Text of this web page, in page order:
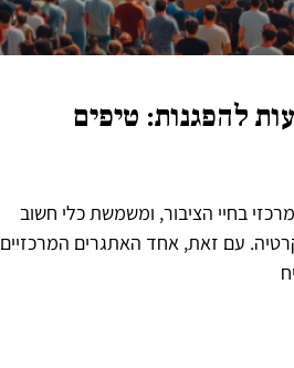
להפגנות: טיפים
בחיי הציבור, ומשמשת כלי חשוב
עם זאת, אחד האתגרים המרכזיים